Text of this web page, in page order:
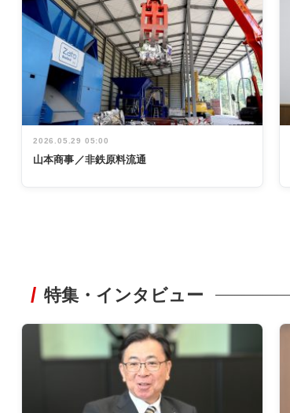
2026.05.29 05:00
山本商事／非鉄原料流通
特集・インタビュー